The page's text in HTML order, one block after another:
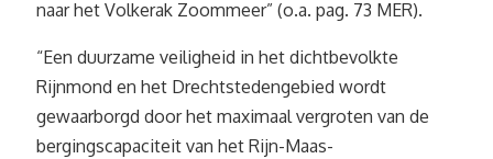
naar het Volkerak Zoommeer” (o.a. pag. 73 MER).
“Een duurzame veiligheid in het dichtbevolkte
Rijnmond en het Drechtstedengebied wordt
gewaarborgd door het maximaal vergroten van de
bergingscapaciteit van het Rijn-Maas-